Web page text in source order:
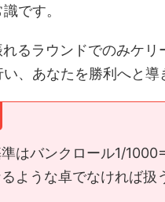
です。
れるラウンドでのみケリ
、あなたを勝利へと導
はバンクロール1/
ような卓でなければ扱